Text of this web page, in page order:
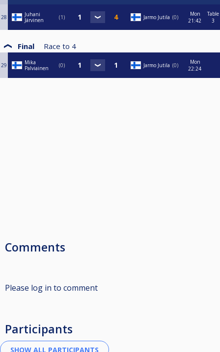
28
Juhani
Järvinen
1 Jarmo Jutila 0
Mon
21:42
Table
3
Final Race to 4
29
Mika
Palviainen
0 Jarmo Jutila 0
Mon
22:24
Comments
Please log in to comment
Participants